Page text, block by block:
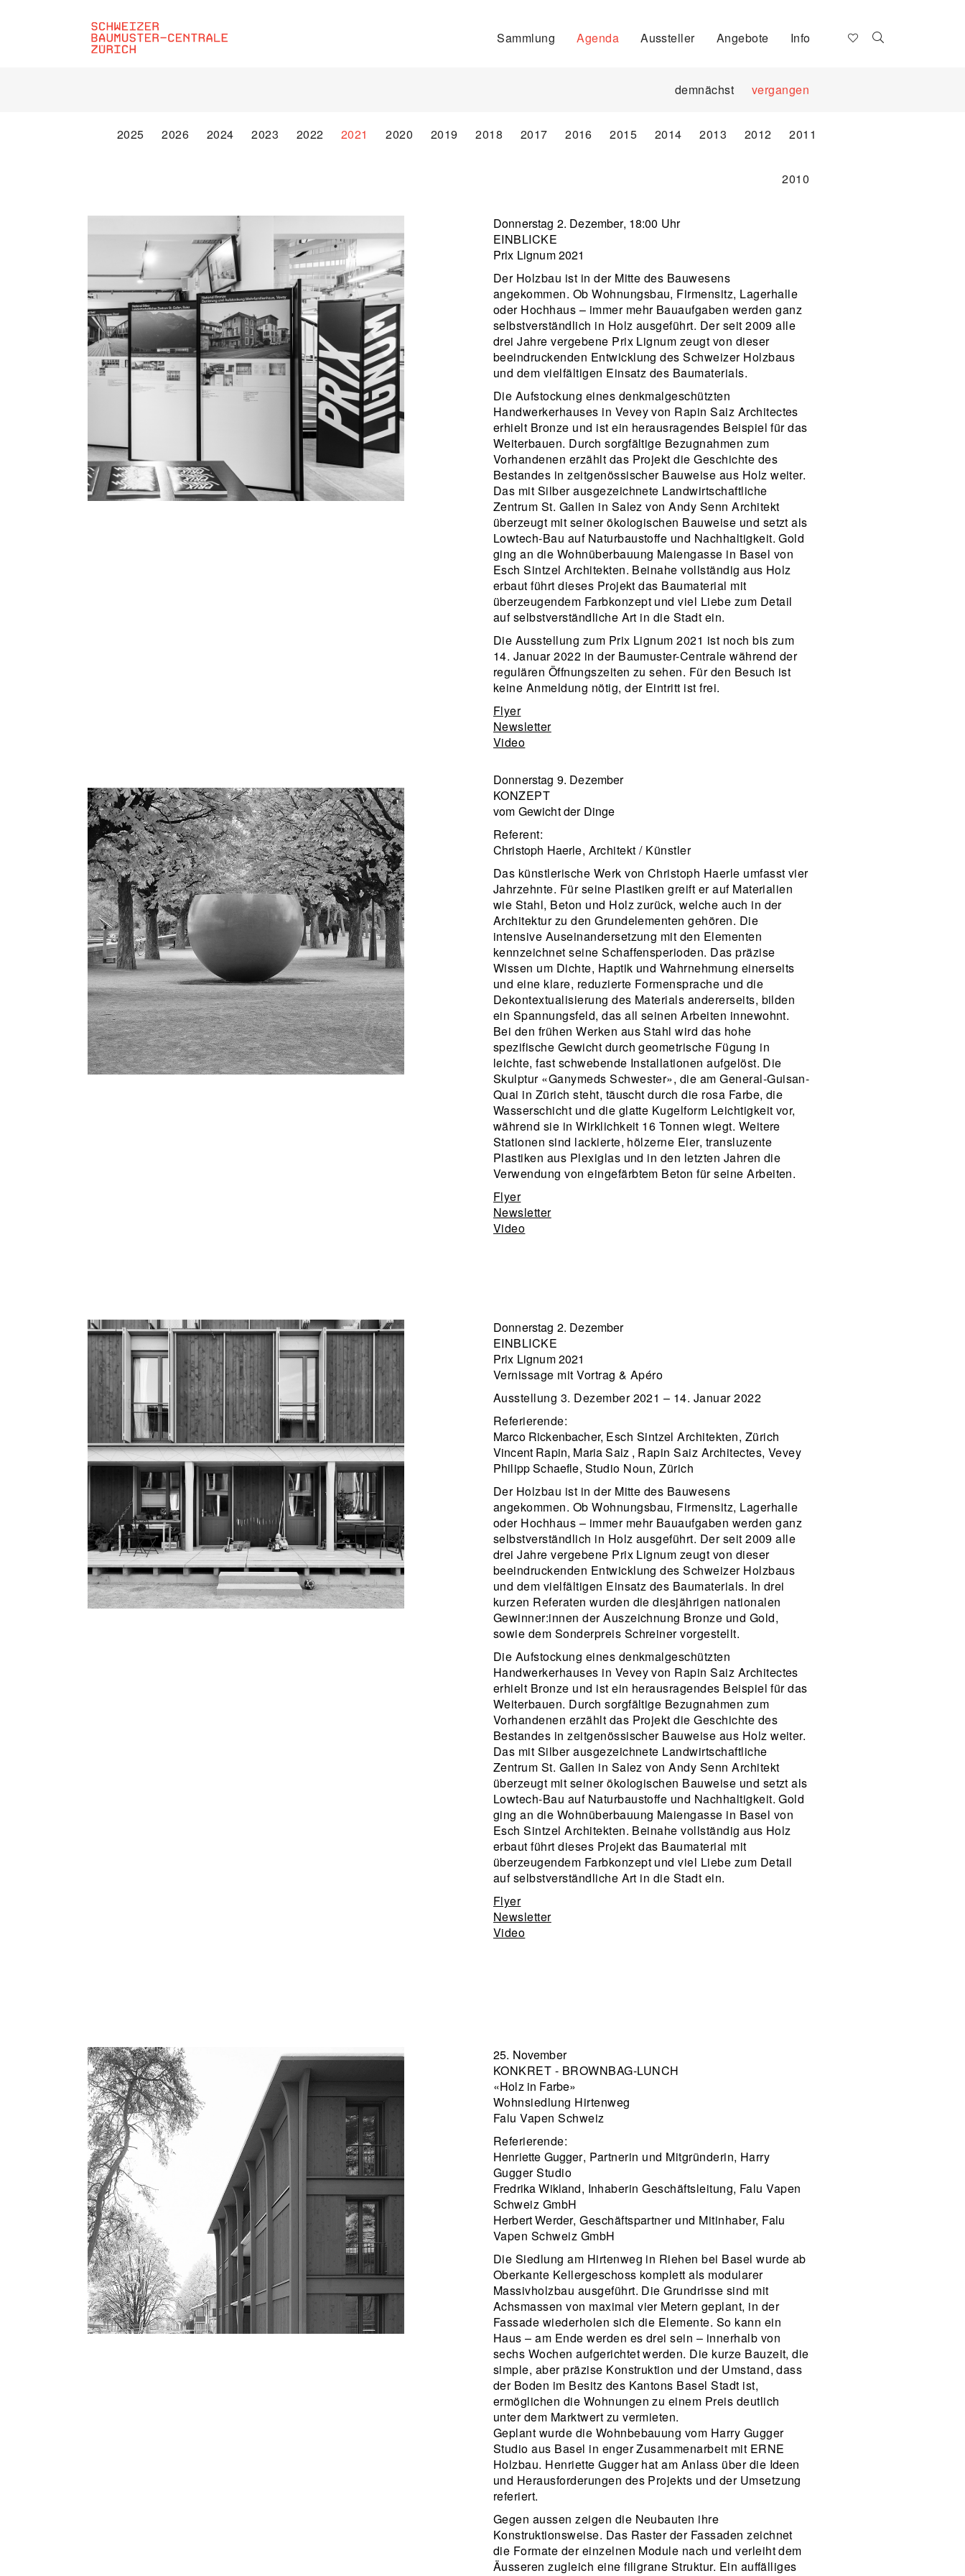
Sammlung Agenda Aussteller Angebote Info
demnächst vergangen
2025 2026 2024 2023 2022 2021 2020 2019 2018 2017 2016 2015 2014 2013 2012 2011
2010
Donnerstag 2. Dezember, 18:00 Uhr
EINBLICKE
Prix Lignum 2021
Der Holzbau ist in der Mitte des Bauwesens
angekommen. Ob Wohnungsbau, Firmensitz, Lagerhalle
oder Hochhaus – immer mehr Bauaufgaben werden ganz
selbstverständlich in Holz ausgeführt. Der seit 2009 alle
drei Jahre vergebene Prix Lignum zeugt von dieser
beeindruckenden Entwicklung des Schweizer Holzbaus
und dem vielfältigen Einsatz des Baumaterials.
Die Aufstockung eines denkmalgeschützten
Handwerkerhauses in Vevey von Rapin Saiz Architectes
erhielt Bronze und ist ein herausragendes Beispiel für das
Weiterbauen. Durch sorgfältige Bezugnahmen zum
Vorhandenen erzählt das Projekt die Geschichte des
Bestandes in zeitgenössischer Bauweise aus Holz weiter.
Das mit Silber ausgezeichnete Landwirtschaftliche
Zentrum St. Gallen in Salez von Andy Senn Architekt
überzeugt mit seiner ökologischen Bauweise und setzt als
Lowtech-Bau auf Naturbaustoffe und Nachhaltigkeit. Gold
ging an die Wohnüberbauung Maiengasse in Basel von
Esch Sintzel Architekten. Beinahe vollständig aus Holz
erbaut führt dieses Projekt das Baumaterial mit
überzeugendem Farbkonzept und viel Liebe zum Detail
auf selbstverständliche Art in die Stadt ein.
Die Ausstellung zum Prix Lignum 2021 ist noch bis zum
14. Januar 2022 in der Baumuster-Centrale während der
regulären Öffnungszeiten zu sehen. Für den Besuch ist
keine Anmeldung nötig, der Eintritt ist frei.
Flyer
Newsletter
Video
Donnerstag 9. Dezember
KONZEPT
vom Gewicht der Dinge
Referent:
Christoph Haerle, Architekt / Künstler
Das künstlerische Werk von Christoph Haerle umfasst vier
Jahrzehnte. Für seine Plastiken greift er auf Materialien
wie Stahl, Beton und Holz zurück, welche auch in der
Architektur zu den Grundelementen gehören. Die
intensive Auseinandersetzung mit den Elementen
kennzeichnet seine Schaffensperioden. Das präzise
Wissen um Dichte, Haptik und Wahrnehmung einerseits
und eine klare, reduzierte Formensprache und die
Dekontextualisierung des Materials andererseits, bilden
ein Spannungsfeld, das all seinen Arbeiten innewohnt.
Bei den frühen Werken aus Stahl wird das hohe
spezifische Gewicht durch geometrische Fügung in
leichte, fast schwebende Installationen aufgelöst. Die
Skulptur «Ganymeds Schwester», die am General-Guisan-
Quai in Zürich steht, täuscht durch die rosa Farbe, die
Wasserschicht und die glatte Kugelform Leichtigkeit vor,
während sie in Wirklichkeit 16 Tonnen wiegt. Weitere
Stationen sind lackierte, hölzerne Eier, transluzente
Plastiken aus Plexiglas und in den letzten Jahren die
Verwendung von eingefärbtem Beton für seine Arbeiten.
Flyer
Newsletter
Video
Donnerstag 2. Dezember
EINBLICKE
Prix Lignum 2021
Vernissage mit Vortrag & Apéro
Ausstellung 3. Dezember 2021 – 14. Januar 2022
Referierende:
Marco Rickenbacher, Esch Sintzel Architekten, Zürich
Vincent Rapin, Maria Saiz , Rapin Saiz Architectes, Vevey
Philipp Schaefle, Studio Noun, Zürich
Der Holzbau ist in der Mitte des Bauwesens
angekommen. Ob Wohnungsbau, Firmensitz, Lagerhalle
oder Hochhaus – immer mehr Bauaufgaben werden ganz
selbstverständlich in Holz ausgeführt. Der seit 2009 alle
drei Jahre vergebene Prix Lignum zeugt von dieser
beeindruckenden Entwicklung des Schweizer Holzbaus
und dem vielfältigen Einsatz des Baumaterials. In drei
kurzen Referaten wurden die diesjährigen nationalen
Gewinner:innen der Auszeichnung Bronze und Gold,
sowie dem Sonderpreis Schreiner vorgestellt.
Die Aufstockung eines denkmalgeschützten
Handwerkerhauses in Vevey von Rapin Saiz Architectes
erhielt Bronze und ist ein herausragendes Beispiel für das
Weiterbauen. Durch sorgfältige Bezugnahmen zum
Vorhandenen erzählt das Projekt die Geschichte des
Bestandes in zeitgenössischer Bauweise aus Holz weiter.
Das mit Silber ausgezeichnete Landwirtschaftliche
Zentrum St. Gallen in Salez von Andy Senn Architekt
überzeugt mit seiner ökologischen Bauweise und setzt als
Lowtech-Bau auf Naturbaustoffe und Nachhaltigkeit. Gold
ging an die Wohnüberbauung Maiengasse in Basel von
Esch Sintzel Architekten. Beinahe vollständig aus Holz
erbaut führt dieses Projekt das Baumaterial mit
überzeugendem Farbkonzept und viel Liebe zum Detail
auf selbstverständliche Art in die Stadt ein.
Flyer
Newsletter
Video
25. November
KONKRET - BROWNBAG-LUNCH
«Holz in Farbe»
Wohnsiedlung Hirtenweg
Falu Vapen Schweiz
Referierende:
Henriette Gugger, Partnerin und Mitgründerin, Harry
Gugger Studio
Fredrika Wikland, Inhaberin Geschäftsleitung, Falu Vapen
Schweiz GmbH
Herbert Werder, Geschäftspartner und Mitinhaber, Falu
Vapen Schweiz GmbH
Die Siedlung am Hirtenweg in Riehen bei Basel wurde ab
Oberkante Kellergeschoss komplett als modularer
Massivholzbau ausgeführt. Die Grundrisse sind mit
Achsmassen von maximal vier Metern geplant, in der
Fassade wiederholen sich die Elemente. So kann ein
Haus – am Ende werden es drei sein – innerhalb von
sechs Wochen aufgerichtet werden. Die kurze Bauzeit, die
simple, aber präzise Konstruktion und der Umstand, dass
der Boden im Besitz des Kantons Basel Stadt ist,
ermöglichen die Wohnungen zu einem Preis deutlich
unter dem Marktwert zu vermieten.
Geplant wurde die Wohnbebauung vom Harry Gugger
Studio aus Basel in enger Zusammenarbeit mit ERNE
Holzbau. Henriette Gugger hat am Anlass über die Ideen
und Herausforderungen des Projekts und der Umsetzung
referiert.
Gegen aussen zeigen die Neubauten ihre
Konstruktionsweise. Das Raster der Fassaden zeichnet
die Formate der einzelnen Module nach und verleiht dem
Äusseren zugleich eine filigrane Struktur. Ein auffälliges